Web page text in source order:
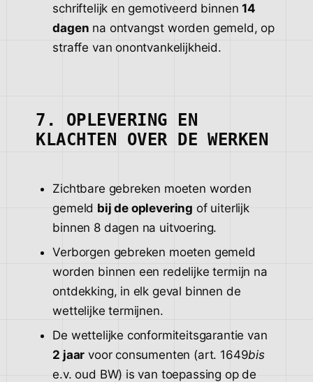
schriftelijk en gemotiveerd binnen14
dagen na ontvangst worden gemeld, op
straffe van onontvankelijkheid.
7. OPLEVERING EN
KLACHTEN OVER DE WERKEN
Zichtbare gebreken moeten worden
gemeld bij de oplevering of uiterlijk
binnen 8 dagen na uitvoering.
Verborgen gebreken moeten gemeld
worden binnen een redelijke termijn na
ontdekking, in elk geval binnen de
wettelijke termijnen.
De wettelijke conformiteitsgarantie van
2 jaar voor consumenten (art. 1649bis
e.v. oud BW) is van toepassing op de